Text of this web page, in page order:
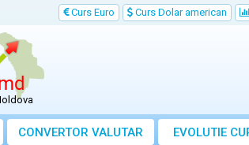
Curs Euro Curs Dolar american
CONVERTOR VALUTAR EVOLUTIE